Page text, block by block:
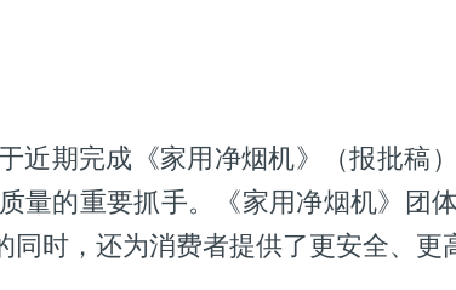
近期完成《家用净烟机》（报批稿
量的重要抓手。《家用净烟机》团
时，还为消费者提供了更安全、更